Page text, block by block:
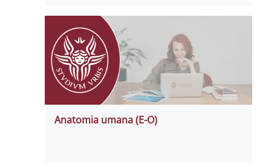
Anatomia umana (E-O)